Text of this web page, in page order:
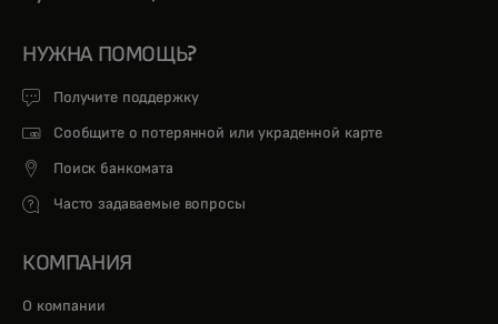
НУЖНА ПОМОЩЬ?
Получите поддержку
Сообщите о потерянной или украденной карте
Поиск банкомата
Часто задаваемые вопросы
КОМПАНИЯ
О компании